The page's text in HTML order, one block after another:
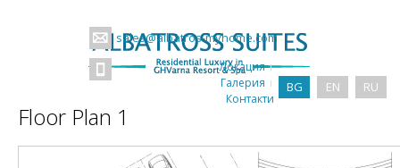
sales@albatros-myhome.com
BG EN RU
Локация
Галерия
Контакти
Floor Plan 1